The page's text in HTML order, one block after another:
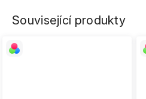
Související produkty